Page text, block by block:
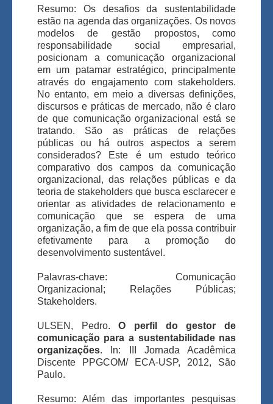
Resumo:
Os desafios da sustentabilidade
estão na agenda das organizações. Os novos
modelos de gestão propostos, como
responsabilidade social empresarial,
posicionam a comunicação organizacional
em um patamar estratégico, principalmente
através do engajamento com stakeholders.
No entanto, em meio a diversas definições,
discursos e práticas de mercado, não é claro
de que comunicação organizacional está se
tratando. São as práticas de relações
públicas ou há outros aspectos a serem
considerados? Este é um estudo teórico
comparativo dos campos da comunicação
organizacional, das relações públicas e da
teoria de stakeholders que busca esclarecer e
orientar as atividades de relacionamento e
comunicação que se espera de uma
organização, a fim de que ela possa contribuir
efetivamente para a promoção do
desenvolvimento sustentável.
Palavras-chave: Comunicação
Organizacional; Relações Públicas;
Stakeholders.
ULSEN, Pedro.O perfil do gestor de
comunicação para a sustentabilidade nas
organizações. In: III Jornada Acadêmica
Discente PPGCOM/ ECA-USP, 2012, São
Paulo.
Resumo: Além das importantes pesquisas